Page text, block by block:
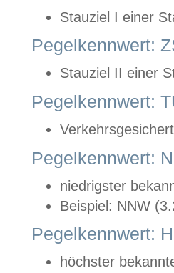
Stauziel I einer
Pegelkennwert:
Stauziel II einer
Pegelkennwert:
Pegelkennwert:
niedrigster
Beispiel: NNW
Pegelkennwert:
höchster